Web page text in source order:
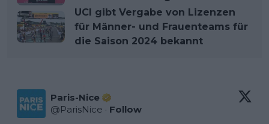
UCI gibt Vergabe von Lizenzen
für Männer- und Frauenteams für
die Saison 2024 bekannt
Paris-Nice
@ParisNice · Follow